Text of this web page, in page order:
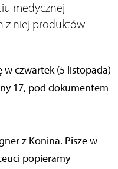
medycznej
z niej produktów
w czwartek (5 listopada)
17, pod dokumentem
z Konina. Pisze w
popieramy